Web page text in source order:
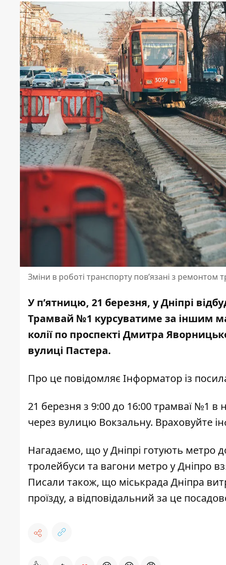
Зміни в роботі транспорту пов’язані з ремонтом
У п’ятницю, 21 березня, у Дніпрі
Трамвай №1 курсуватиме за іншим
колії по проспекті Дмитра
вулиці Пастера.
Про це повідомляє Інформатор із
21 березня з 9:00 до 16:00 трамваї №1 в
через вулицю Вокзальну. Враховуйте
Нагадаємо, що у Дніпрі готують метро
тролейбуси та вагони метро у Дніпро
Писали також, що міськрада Дніпра
проїзду, а відповідальний за це